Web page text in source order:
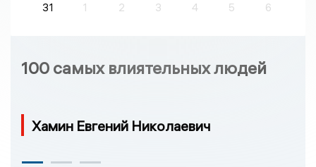
31
1 2 3 4 5 6
100 самых влиятельных людей
Хамин Евгений Николаевич